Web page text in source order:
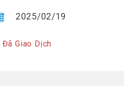
2025/02/19
Giao Dịch